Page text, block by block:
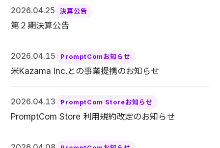
2026.04.25 決算公告
第２期決算公告
2026.04.15 PromptComお知らせ
米Kazama Inc.との事業提携のお知らせ
2026.04.13 PromptCom Storeお知らせ
PromptCom Store 利用規約改定のお知らせ